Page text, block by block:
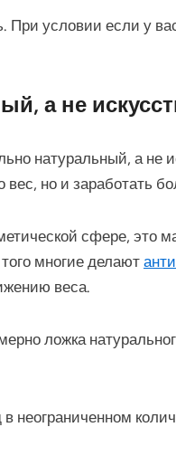
При условии если у
а не
натуральный, а не
вес, но и заработать
сфере, это
многие делают
веса.
ложка
неограниченном